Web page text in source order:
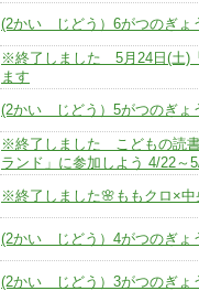
(2かい じどう）6がつのぎょ
※終了しました 5月24日(土)
ます
(2かい じどう）5がつのぎょ
※終了しました こどもの読
ランド」に参加しよう 4/22～
※終了しました🌸ももクロ×中
(2かい じどう）4がつのぎょ
(2かい じどう）3がつのぎょ